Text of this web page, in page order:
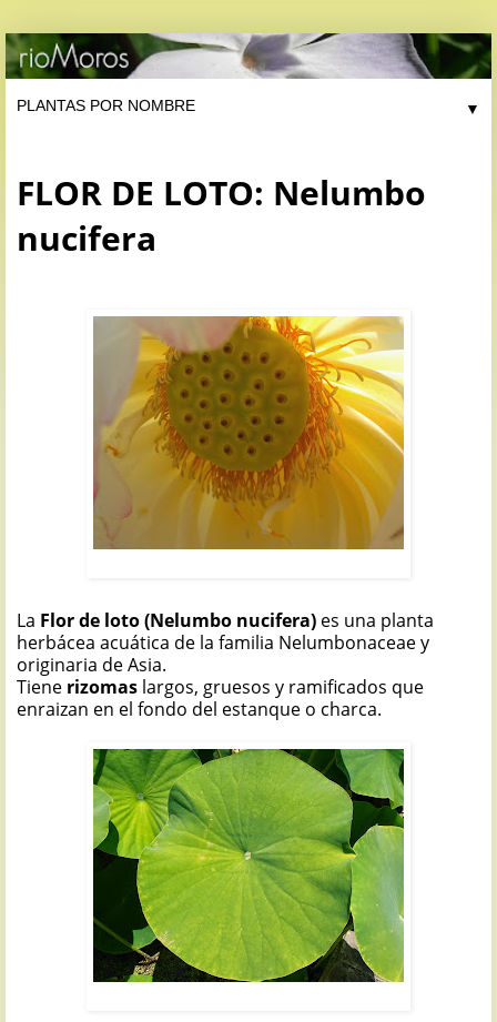
▼
FLOR DE LOTO: Nelumbo
nucifera
La Flor de loto (Nelumbo nucifera) es una planta
herbácea acuática de la familia Nelumbonaceae y
originaria de Asia.
Tiene rizomas largos, gruesos y ramificados que
enraizan en el fondo del estanque o charca.